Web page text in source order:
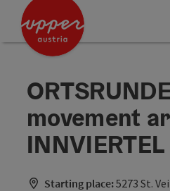
Accesskey
Accesskey
movement
INNVIERTEL
Starting place:5273 St.